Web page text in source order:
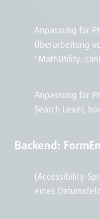
Anpassung für
Überarbeitung
Anpassung für
Search Lexer,
Backend:
(Accessibility-
eines